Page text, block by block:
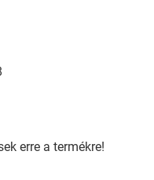
erre a termékre!